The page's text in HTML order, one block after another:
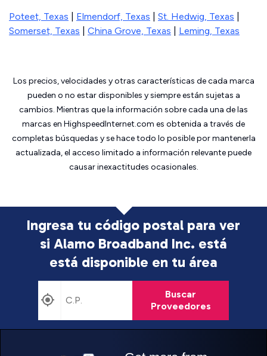
Poteet, Texas Elmendorf, Texas St. Hedwig, Texas
Somerset, Texas
China Grove, Texas Leming, Texas
Los precios, velocidades y otras características de cada marca
pueden o no estar disponibles y siempre están sujetas a
cambios. Mientras que la información sobre cada una de las
marcas en HighspeedInternet.com es obtenida a través de
completas búsquedas y se hace todo lo posible por mantenerla
actualizada, el acceso limitado a información relevante puede
causar inexactitudes ocasionales.
Ingresa tu código postal para ver
si Alamo Broadband Inc. está
está disponible en tu área
Buscar
Proveedores